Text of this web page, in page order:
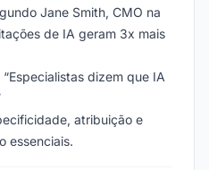
Jane Smith, CMO na
de IA geram 3x mais
dizem que IA
atribuição e
essenciais.